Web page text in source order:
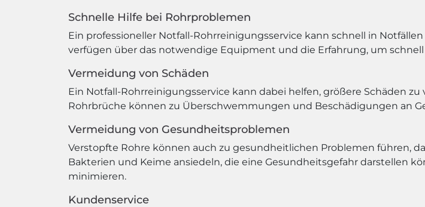
Schnelle Hilfe bei Rohrproblemen
Ein professioneller Notfall-Rohrreinigungsservice kann schnell in
verfügen über das notwendige Equipment und die Erfahrung, um
Vermeidung von Schäden
Ein Notfall-Rohrreinigungsservice kann dabei helfen, größere Schäden
Rohrbrüche können zu Überschwemmungen und Beschädigungen an
Vermeidung von Gesundheitsproblemen
Verstopfte Rohre können auch zu gesundheitlichen Problemen führen,
Bakterien und Keime ansiedeln, die eine Gesundheitsgefahr darstellen
minimieren.
Kundenservice